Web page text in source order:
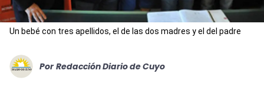
Un bebé con tres apellidos, el de las dos madres y el del padre
Por Redacción Diario de Cuyo